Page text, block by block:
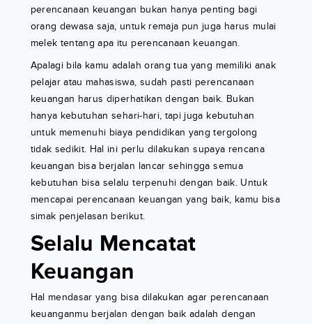
perencanaan keuangan bukan hanya penting bagi
orang dewasa saja, untuk remaja pun juga harus mulai
melek tentang apa itu perencanaan keuangan.
Apalagi bila kamu adalah orang tua yang memiliki anak
pelajar atau mahasiswa, sudah pasti perencanaan
keuangan harus diperhatikan dengan baik. Bukan
hanya kebutuhan sehari-hari, tapi juga kebutuhan
untuk memenuhi biaya pendidikan yang tergolong
tidak sedikit. Hal ini perlu dilakukan supaya rencana
keuangan bisa berjalan lancar sehingga semua
kebutuhan bisa selalu terpenuhi dengan baik. Untuk
mencapai perencanaan keuangan yang baik, kamu bisa
simak penjelasan berikut.
Selalu Mencatat
Keuangan
Hal mendasar yang bisa dilakukan agar perencanaan
keuanganmu berjalan dengan baik adalah dengan